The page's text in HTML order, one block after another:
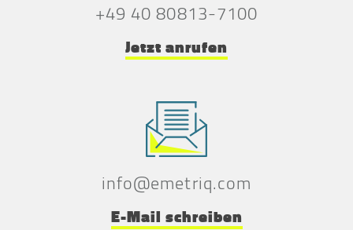
+49 40 80813-7100
Jetzt anrufen
info@emetriq.com
E-Mail schreiben